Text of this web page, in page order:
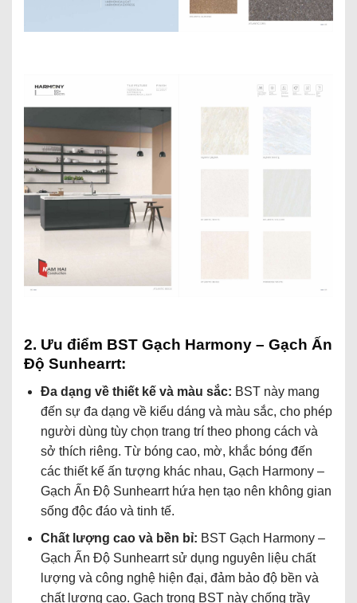
2. Ưu điểm BST Gạch Harmony – Gạch Ấn
Độ Sunhearrt:
Đa dạng về thiết kế và màu sắc: BST này mang
đến sự đa dạng về kiểu dáng và màu sắc, cho phép
người dùng tùy chọn trang trí theo phong cách và
sở thích riêng. Từ bóng cao, mờ, khắc bóng đến
các thiết kế ấn tượng khác nhau, Gạch Harmony –
Gạch Ấn Độ Sunhearrt hứa hẹn tạo nên không gian
sống độc đáo và tinh tế.
Chất lượng cao và bền bỉ: BST Gạch Harmony –
Gạch Ấn Độ Sunhearrt sử dụng nguyên liệu chất
lượng và công nghệ hiện đại, đảm bảo độ bền và
chất lượng cao. Gạch trong BST này chống trầy